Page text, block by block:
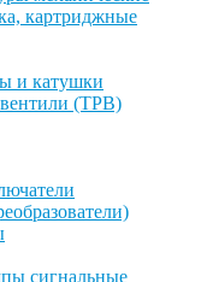
картриджные
и катушки
(ТРВ)
сигнальные